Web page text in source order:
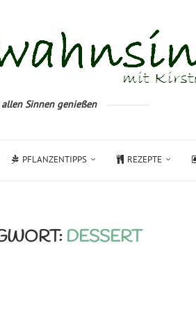
Sinnen genießen
PFLANZENTIPPS REZEPTE
DESSERT